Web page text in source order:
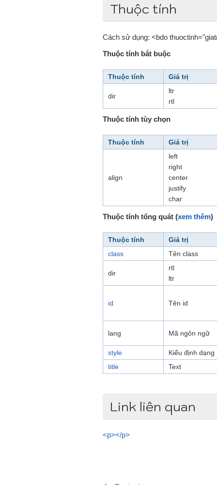
Thuộc tính
Cách sử dụng: <bdo
Thuộc tính bắt buộc
Thuộc tính Giá trị
dir
ltr
rtl
Thuộc tính tùy chọn
Thuộc tính Giá trị
align
left
right
center
justify
char
Thuộc tính tổng quát (xem thêm)
Thuộc tính Giá trị
class
Tên class
dir
rtl
ltr
id Tên id
lang Mã ngôn ngữ
style
Kiểu định dạng
title
Text
Link liên quan
<p></p>